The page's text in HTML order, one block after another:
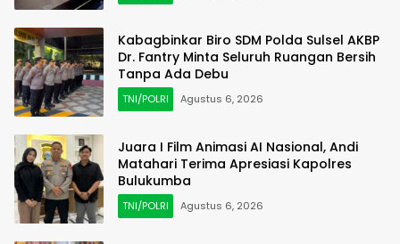
Kabagbinkar Biro SDM Polda Sulsel AKBP
Dr. Fantry Minta Seluruh Ruangan Bersih
Tanpa Ada Debu
TNI/POLRI Agustus 6, 2026
Juara I Film Animasi AI Nasional, Andi
Matahari Terima Apresiasi Kapolres
Bulukumba
TNI/POLRI Agustus 6, 2026